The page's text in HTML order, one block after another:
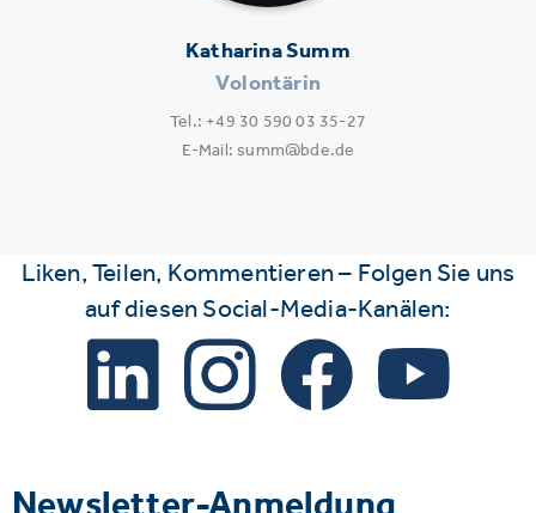
Katharina Summ
Volontärin
Tel.: +49 30 590 03 35-27
E-Mail: summ@bde.de
Liken, Teilen, Kommentieren – Folgen Sie uns
auf diesen Social-Media-Kanälen:
Newsletter-Anmeldung